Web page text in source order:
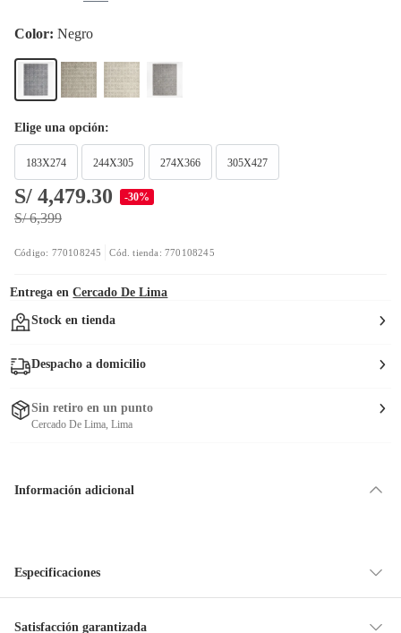
Color: Negro
Elige una opción:
183X274 244X305 274X366 305X427
S/ 4,479.30 -30%
S/ 6,399
Código: 770108245 Cód. tienda: 770108245
Entrega en Cercado De Lima
Stock en tienda
Despacho a domicilio
Sin retiro en un punto
Cercado De Lima, Lima
Información adicional
Especificaciones
Condicion del
Satisfacción garantizada